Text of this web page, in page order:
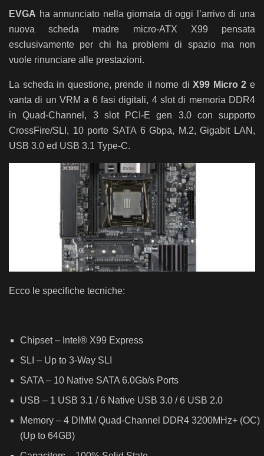
EVGA ha annunciato nella giornata di oggi l’arrivo di una
nuova scheda madre micro-ATX X99 pensata
esclusivamente per chi ha problemi di spazio ma non
vuole rinunciare alle prestazioni.
La scheda in questione, prende il nome diX99 Micro 2 e
vanta di un VRM a 6 fasi digitali, 4 slot di memoria DDR4
in Quad-Channel, 3 slot PCI-E gen 3.0 con supporto
CrossFire/SLI, 10 porte SATA 6 Gbpa, M.2, Gigabit LAN,
USB 3.0 ed USB 3.1 Type-C.
Ecco le specifiche tecniche:
Chipset – Intel® X99 Express
SLI – Up to 3-Way SLI
SATA – 10 Native SATA 6.0Gb/s Ports
USB – 1 USB 3.1 / 6 Native USB 3.0 / 6 USB 2.0
Memory – 4 DIMM Quad-Channel DDR4 3200MHz+ (OC)
(Up to 64GB)